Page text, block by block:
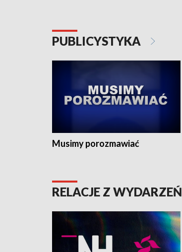
PUBLICYSTYKA
Musimy porozmawiać
RELACJE Z WYDARZEŃ